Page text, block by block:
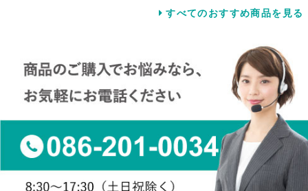
すべてのおすすめ商品を見る